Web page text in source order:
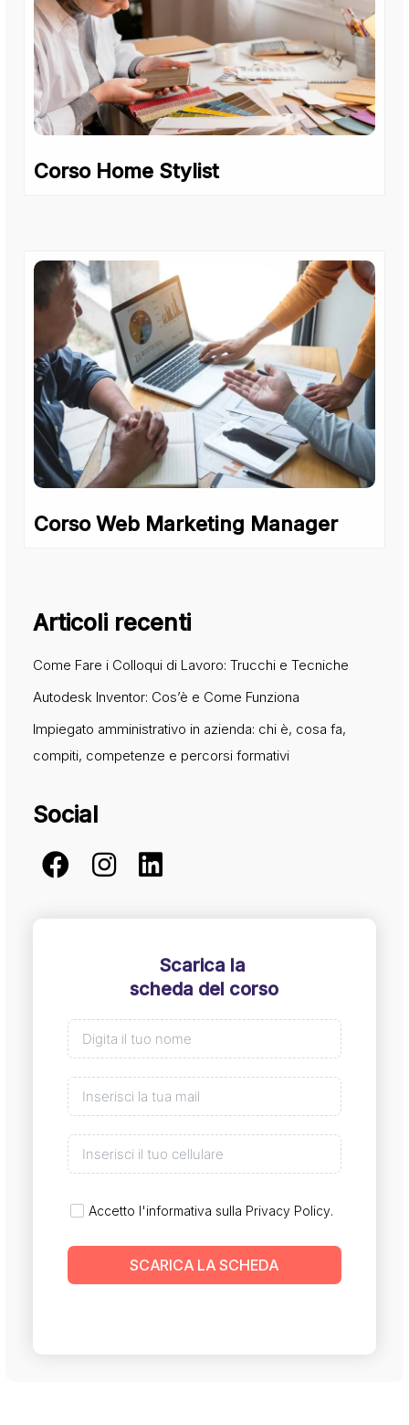
Corso Home Stylist
Corso Web Marketing Manager
Articoli recenti
Come Fare i Colloqui di Lavoro: Trucchi e Tecniche
Autodesk Inventor: Cos’è e Come Funziona
Impiegato amministrativo in azienda: chi è, cosa fa,
compiti, competenze e percorsi formativi
Social
Scarica la
scheda del corso
Accetto l'informativa sulla Privacy Policy.
SCARICA LA SCHEDA